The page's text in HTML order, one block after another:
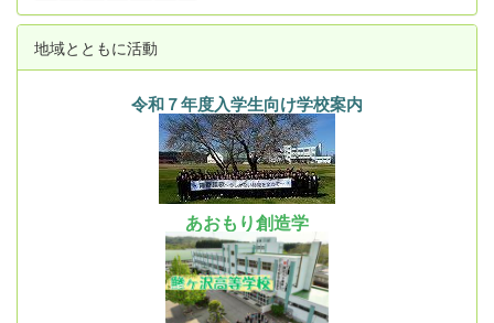
地域とともに活動
令和７年度入学生向け学校案内
あおもり創造学